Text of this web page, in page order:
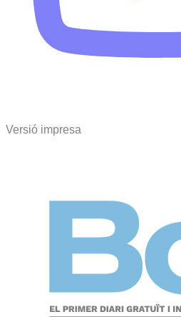
Versió impresa